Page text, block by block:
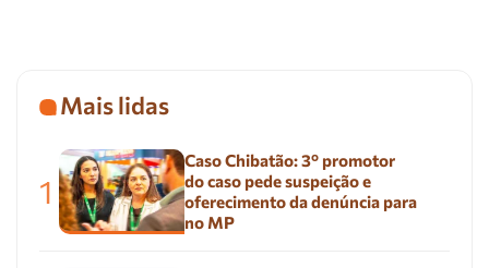
Mais lidas
1
Caso Chibatão: 3º promotor
do caso pede suspeição e
oferecimento da denúncia para
no MP